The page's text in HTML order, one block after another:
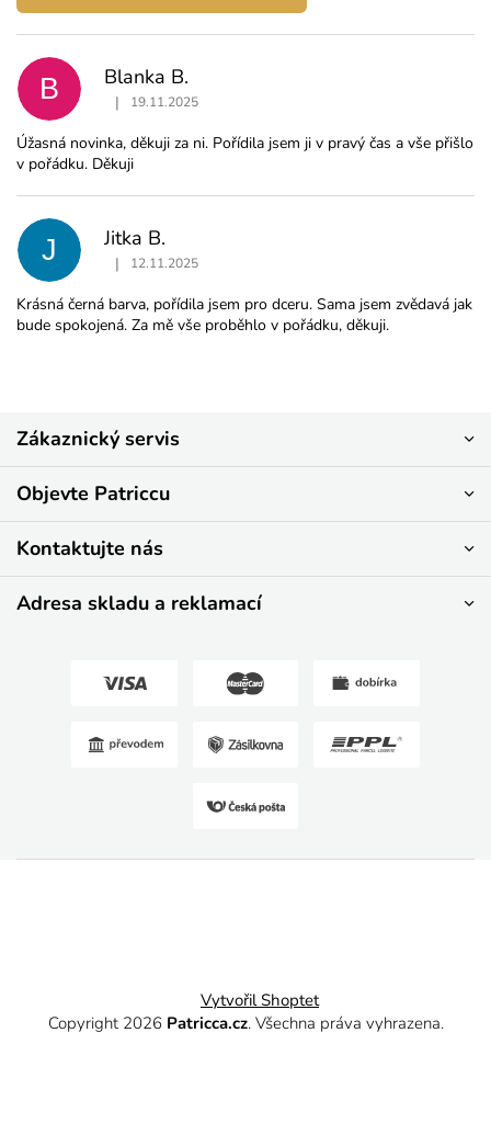
V
ý
p
i
s
o
d
c
e
n
í
B Blanka B.
Hodnocení produktu je 5 z 5 hvězdiček.
| 19.11.2025
Úžasná novinka, děkuji za ni. Pořídila jsem ji v pravý čas a vše přišlo
v pořádku. Děkuji
J Jitka B.
Hodnocení produktu je 5 z 5 hvězdiček.
| 12.11.2025
Krásná černá barva, pořídila jsem pro dceru. Sama jsem zvědavá jak
bude spokojená. Za mě vše proběhlo v pořádku, děkuji.
p
t
Zákaznický servis
Objevte Patriccu
Kontaktujte nás
Adresa skladu a reklamací
Vytvořil Shoptet
Copyright 2026 Patricca.cz. Všechna práva vyhrazena.